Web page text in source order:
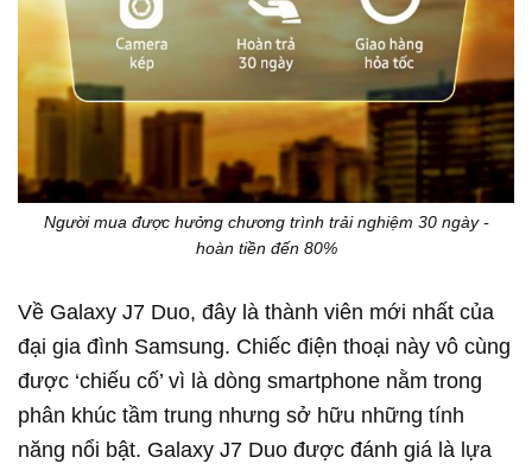
Người mua được hưởng chương trình trải nghiệm 30 ngày -
hoàn tiền đến 80%
Về Galaxy J7 Duo, đây là thành viên mới nhất của
đại gia đình Samsung. Chiếc điện thoại này vô cùng
được ‘chiếu cố’ vì là dòng smartphone nằm trong
phân khúc tầm trung nhưng sở hữu những tính
năng nổi bật. Galaxy J7 Duo được đánh giá là lựa